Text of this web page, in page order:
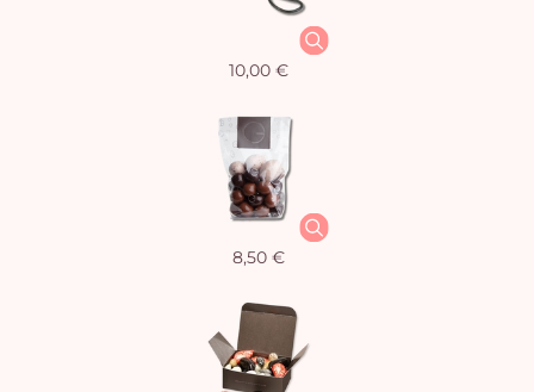
10,00 €
8,50 €